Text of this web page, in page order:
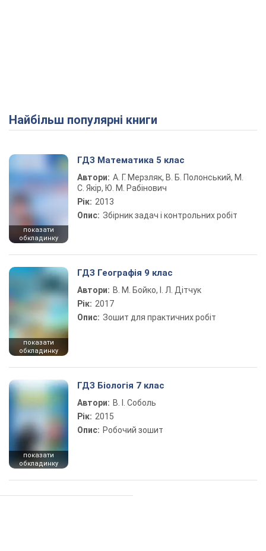
Найбільш популярні книги
показати
обкладинку
ГДЗ Математика 5 клас
Автори: А. Г. Мерзляк, В. Б. Полонський, М.
С. Якір, Ю. М. Рабінович
Рік: 2013
Опис: Збірник задач і контрольних робіт
показати
обкладинку
ГДЗ Географія 9 клас
Автори: В. М. Бойко, І. Л. Дітчук
Рік: 2017
Опис: Зошит для практичних робіт
показати
обкладинку
ГДЗ Біологія 7 клас
Автори: В. І. Соболь
Рік: 2015
Опис: Робочий зошит